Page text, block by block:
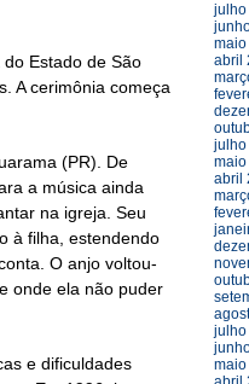
Estado de São
A cerimônia começa
(PR). De
a música ainda
na igreja. Seu
à filha, estendendo
conta. O anjo voltou-
onde ela não puder
e dificuldades
abril
abril